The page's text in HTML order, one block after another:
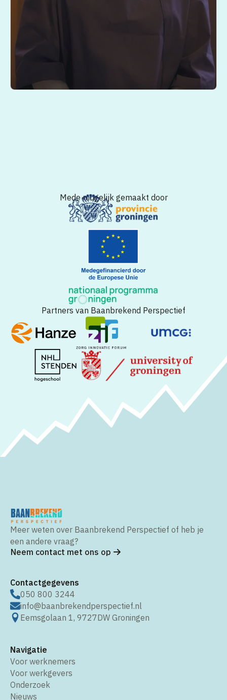
Mede mogelijk gemaakt door
Partners van Baanbrekend Perspectief
Meer weten over Baanbrekend Perspectief of heb je
een andere vraag?
Neem contact met ons op
Contactgegevens
050 800 3244
info@baanbrekendperspectief.nl
Eemsgolaan 1, 9727DW Groningen
Navigatie
Voor werknemers
Voor werkgevers
Onderzoek
Nieuws